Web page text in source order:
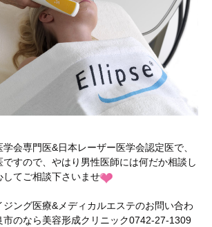
会専門医&日本レーザー医学会認定医で、
すので、やはり男性医師には何だか相談し
してご相談下さいませ
ング医療&メディカルエステのお問い合わ
市のなら美容形成クリニック0742-27-1309